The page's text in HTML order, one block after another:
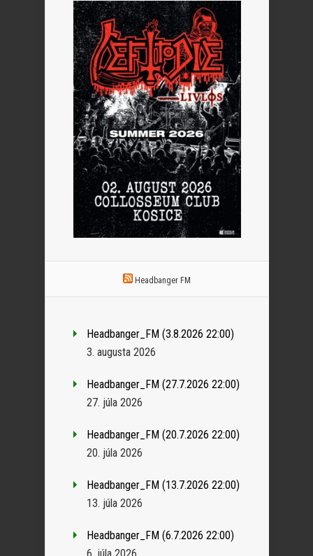
Headbanger FM
Headbanger_FM (3.8.2026 22:00)
3. augusta 2026
Headbanger_FM (27.7.2026 22:00)
27. júla 2026
Headbanger_FM (20.7.2026 22:00)
20. júla 2026
Headbanger_FM (13.7.2026 22:00)
13. júla 2026
Headbanger_FM (6.7.2026 22:00)